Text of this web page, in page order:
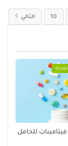
10 التالي
تغذية
للحامل